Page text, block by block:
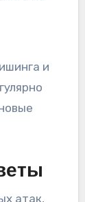
и
атак,